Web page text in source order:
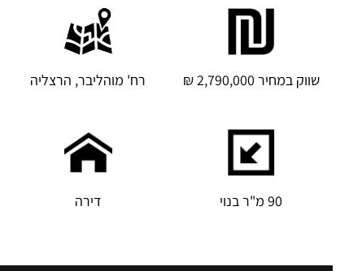
שווק במחיר 2,790,000 ₪ רח' מוהליבר, הרצליה
90 מ"ר בנוי דירה